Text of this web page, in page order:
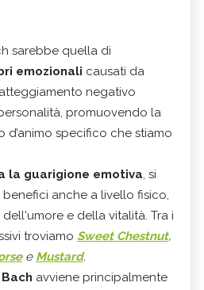
sarebbe quella di
emozionali causati da
negativo
promuovendo la
specifico che stiamo
la guarigione emotiva, si
anche a livello fisico,
e della vitalità. Tra i
troviamo Sweet Chestnut,
e Mustard.
avviene principalmente